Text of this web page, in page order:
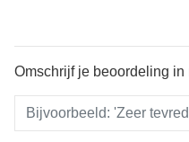
Omschrijf je beoordeling in